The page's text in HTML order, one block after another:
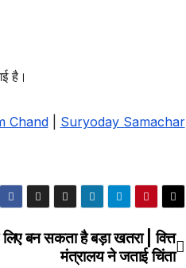
है।
Chand| Suryoday Samachar
बन सकता है बड़ा खतरा | वित्त
मंत्रालय ने जताई चिंता